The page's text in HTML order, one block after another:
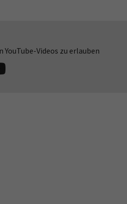
YouTube-Videos zu erlauben